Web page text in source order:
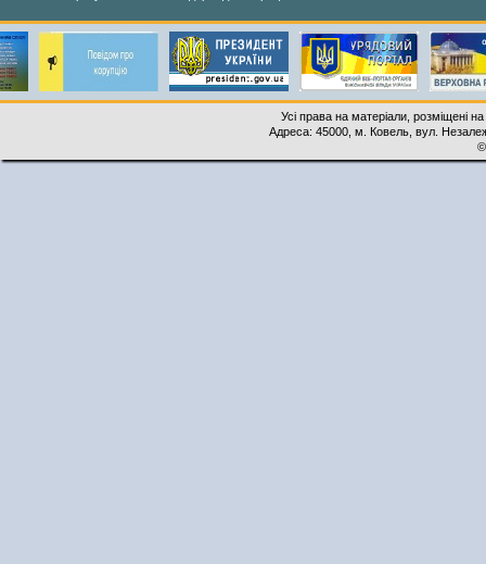
Усі права на матеріали, розміщені
Адреса: 45000, м. Ковель, вул.